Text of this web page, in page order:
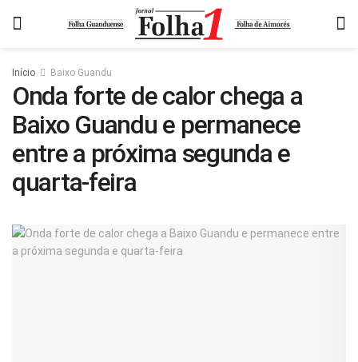
Início Baixo Guandu
Onda forte de calor chega a
Baixo Guandu e permanece
entre a próxima segunda e
quarta-feira